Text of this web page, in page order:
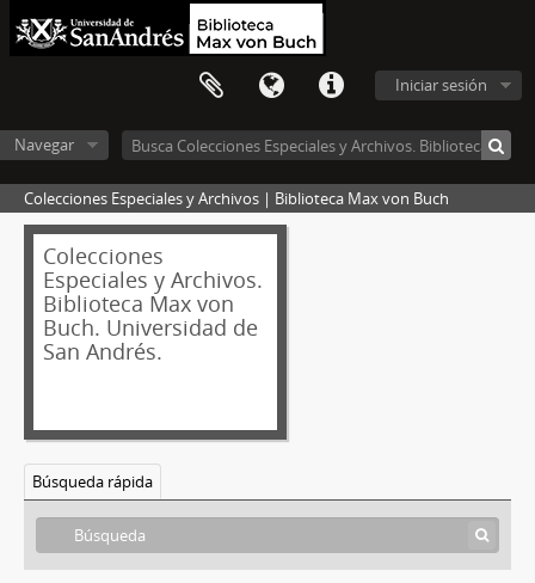
Iniciar sesión
Navegar
Colecciones Especiales y Archivos | Biblioteca Max von Buch
Colecciones
Especiales y Archivos.
Biblioteca Max von
Buch. Universidad de
San Andrés.
Búsqueda rápida